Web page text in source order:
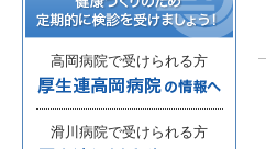
高岡病院で受けられる方
滑川病院で受けられる方